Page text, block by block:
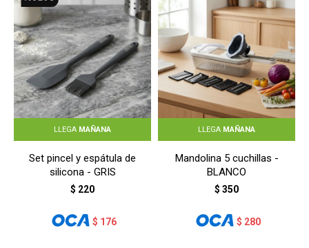
LLEGA MAÑANA
Set pincel y espátula de
silicona - GRIS
$ 220
$ 176
LLEGA MAÑANA
Mandolina 5 cuchillas -
BLANCO
$ 350
$ 280